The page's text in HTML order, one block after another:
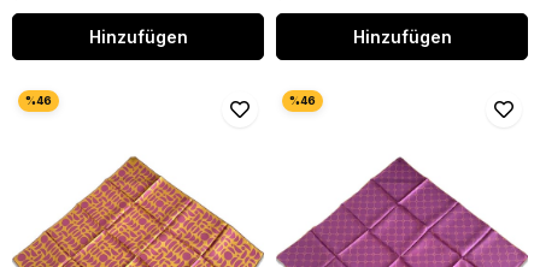
Hinzufügen Hinzufügen